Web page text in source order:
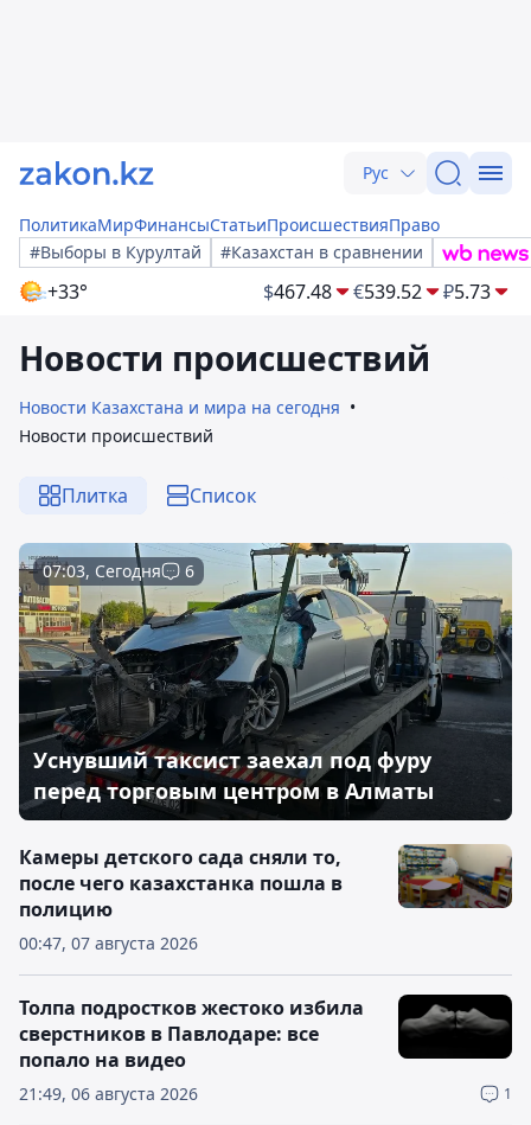
Рус
ПолитикаМирФинансыСтатьиПроисшествияПраво
#Выборы в Курултай
#Казахстан в сравнении
+33° $467.48 €539.52 ₽5.73
Новости происшествий
Новости Казахстана и мира на сегодня
Новости происшествий
Плитка Список
Уснувший таксист заехал под фуру
перед торговым центром в Алматы
07:03, Сегодня 6
00:47, 07 августа 2026
Камеры детского сада сняли то,
после чего казахстанка пошла в
полицию
21:49, 06 августа 2026 1
Толпа подростков жестоко избила
сверстников в Павлодаре: все
попало на видео